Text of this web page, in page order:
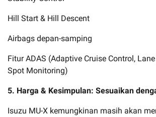
Hill Start & Hill Descent
Airbags depan-samping
Fitur ADAS (Adaptive Cruise Control,
Spot Monitoring)
5. Harga & Kesimpulan: Sesuaikan
Isuzu MU-X kemungkinan masih akan